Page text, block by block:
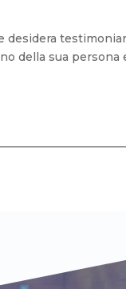
della sua persona